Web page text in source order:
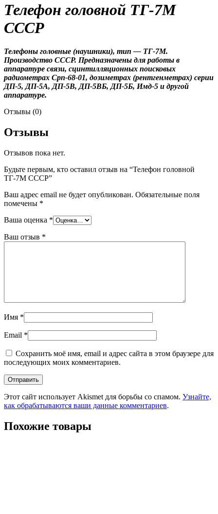
Телефон головной ТГ-7М
СССР
Телефоны головные (наушники), тип — ТГ-7М.
Производство СССР. Предназначены для работы в
аппаратуре связи, сцинтилляционных поисковых
радиометрах Срп-68-01, дозиметрах (рентгенметрах) серии
ДП-5, ДП-5А, ДП-5В, ДП-5ВБ, ДП-5Б, Имд-5 и другой
аппаратуре.
Отзывы (0)
Отзывы
Отзывов пока нет.
Будьте первым, кто оставил отзыв на “Телефон головной
ТГ-7М СССР”
Ваш адрес email не будет опубликован. Обязательные поля
помечены *
Ваша оценка *
Ваш отзыв *
Имя *
Email *
Сохранить моё имя, email и адрес сайта в этом браузере для
последующих моих комментариев.
Этот сайт использует Akismet для борьбы со спамом. Узнайте,
как обрабатываются ваши данные комментариев.
Похожие товары